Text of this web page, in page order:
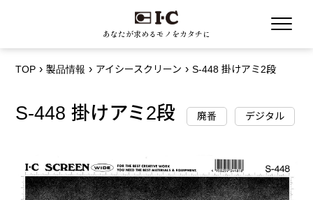
あなたが求めるモノをカタチに
TOP 製品情報 アイシースクリーン S-448 掛けアミ2段
S-448 掛けアミ2段 廃番 デジタル